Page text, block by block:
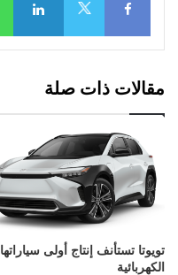
مقالات ذات صلة
تويوتا تستأنف إنتاج أولى سياراتها
الكهربائية